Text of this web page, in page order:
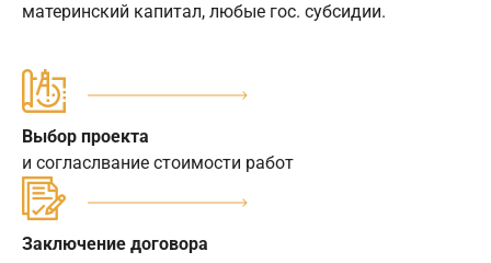
материнский капитал, любые гос. субсидии.
Выбор проекта
и согласлвание стоимости работ
Заключение договора